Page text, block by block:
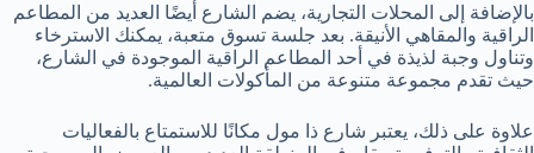
بالإضافة إلى المحلات التجارية، يضم الشارع أيضًا العديد من المطاعم
الراقية والمقاهي الأنيقة. بعد جلسة تسوق متعبة، يمكنك الاسترخاء
وتناول وجبة لذيذة في أحد المطاعم الراقية الموجودة في الشارع،
حيث تقدم مجموعة متنوعة من المأكولات العالمية.
علاوة على ذلك، يعتبر شارع ذا مول مكانًا للاستمتاع بالفعاليات